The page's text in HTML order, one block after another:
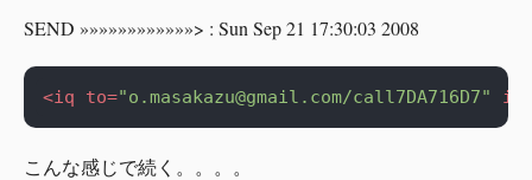
SEND »»»»»»»»»»»»> : Sun Sep 21 17:30:03 2008
<iq to="o.masakazu@gmail.com/call7DA716D7"
こんな感じで続く。。。。